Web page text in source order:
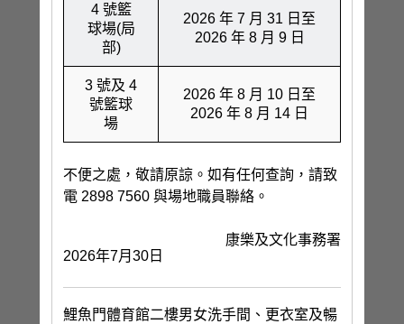
4 號籃
球場(局
部)
2026 年 7 月 31 日至
2026 年 8 月 9 日
3 號及 4
號籃球
場
2026 年 8 月 10 日至
2026 年 8 月 14 日
不便之處，敬請原諒。如有任何查詢，請致
電 2898 7560 與場地職員聯絡。
康樂及文化事務署
2026年7月30日
鯉魚門體育館二樓男女洗手間、更衣室及暢